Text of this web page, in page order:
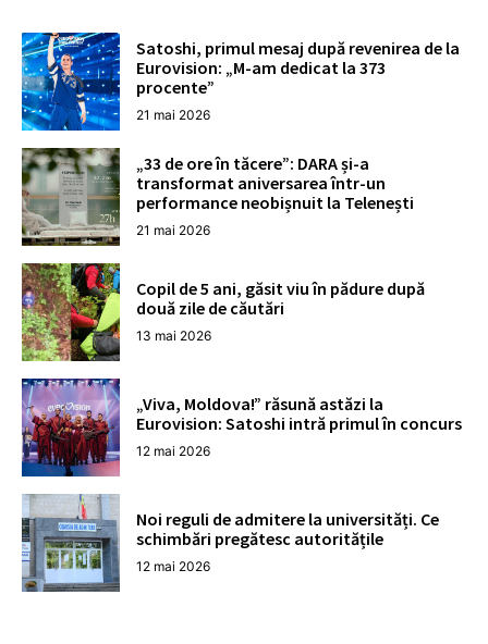
Satoshi, primul mesaj după revenirea de la
Eurovision: „M-am dedicat la 373
procente”
21 mai 2026
„33 de ore în tăcere”: DARA și-a
transformat aniversarea într-un
performance neobișnuit la Telenești
21 mai 2026
Copil de 5 ani, găsit viu în pădure după
două zile de căutări
13 mai 2026
„Viva, Moldova!” răsună astăzi la
Eurovision: Satoshi intră primul în concurs
12 mai 2026
Noi reguli de admitere la universități. Ce
schimbări pregătesc autoritățile
12 mai 2026